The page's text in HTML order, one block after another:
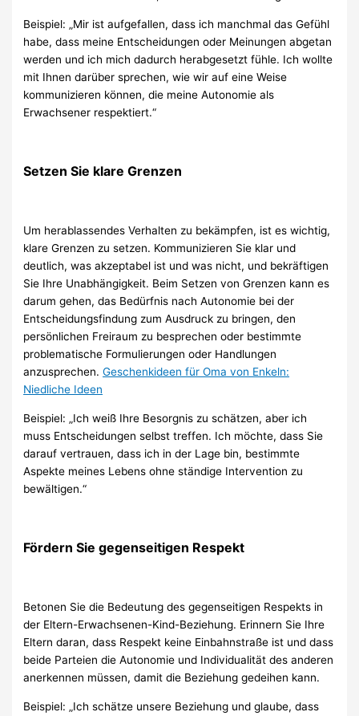
Beispiel: „Mir ist aufgefallen, dass ich manchmal das Gefühl
habe, dass meine Entscheidungen oder Meinungen abgetan
werden und ich mich dadurch herabgesetzt fühle. Ich wollte
mit Ihnen darüber sprechen, wie wir auf eine Weise
kommunizieren können, die meine Autonomie als
Erwachsener respektiert.“
Setzen Sie klare Grenzen
Um herablassendes Verhalten zu bekämpfen, ist es wichtig,
klare Grenzen zu setzen. Kommunizieren Sie klar und
deutlich, was akzeptabel ist und was nicht, und bekräftigen
Sie Ihre Unabhängigkeit. Beim Setzen von Grenzen kann es
darum gehen, das Bedürfnis nach Autonomie bei der
Entscheidungsfindung zum Ausdruck zu bringen, den
persönlichen Freiraum zu besprechen oder bestimmte
problematische Formulierungen oder Handlungen
anzusprechen.Geschenkideen für Oma von Enkeln:
Niedliche Ideen
Beispiel: „Ich weiß Ihre Besorgnis zu schätzen, aber ich
muss Entscheidungen selbst treffen. Ich möchte, dass Sie
darauf vertrauen, dass ich in der Lage bin, bestimmte
Aspekte meines Lebens ohne ständige Intervention zu
bewältigen.“
Fördern Sie gegenseitigen Respekt
Betonen Sie die Bedeutung des gegenseitigen Respekts in
der Eltern-Erwachsenen-Kind-Beziehung. Erinnern Sie Ihre
Eltern daran, dass Respekt keine Einbahnstraße ist und dass
beide Parteien die Autonomie und Individualität des anderen
anerkennen müssen, damit die Beziehung gedeihen kann.
Beispiel: „Ich schätze unsere Beziehung und glaube, dass